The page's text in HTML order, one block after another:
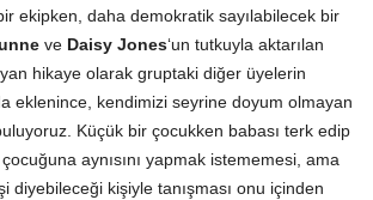
ekipken, daha demokratik sayılabilecek bir
ve Daisy Jones‘un tutkuyla aktarılan
yan hikaye olarak gruptaki diğer üyelerin
eklenince, kendimizi seyrine doyum olmayan
Küçük bir çocukken babası terk edip
aynısını yapmak istememesi, ama
diyebileceği kişiyle tanışması onu içinden